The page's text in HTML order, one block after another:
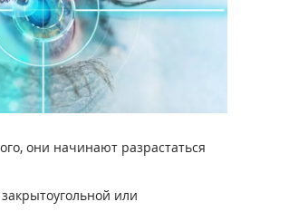
они начинают разрастаться
или